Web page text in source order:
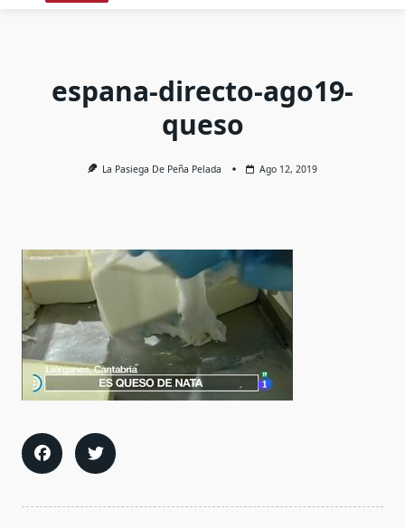
espana-directo-ago19-
queso
La Pasiega De Peña Pelada Ago 12, 2019